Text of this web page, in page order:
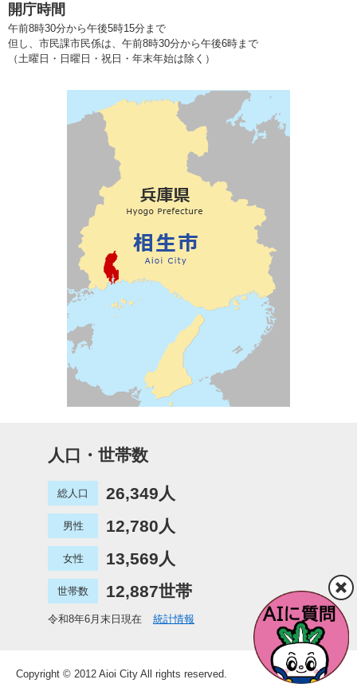
開庁時間
午前8時30分から午後5時15分まで
但し、市民課市民係は、午前8時30分から午後6時まで
（土曜日・日曜日・祝日・年末年始は除く）
人口・世帯数
総人口 26,349人
男性 12,780人
女性 13,569人
世帯数 12,887世帯
令和8年6月末日現在 統計情報
Copyright © 2012 Aioi City All rights reserved.